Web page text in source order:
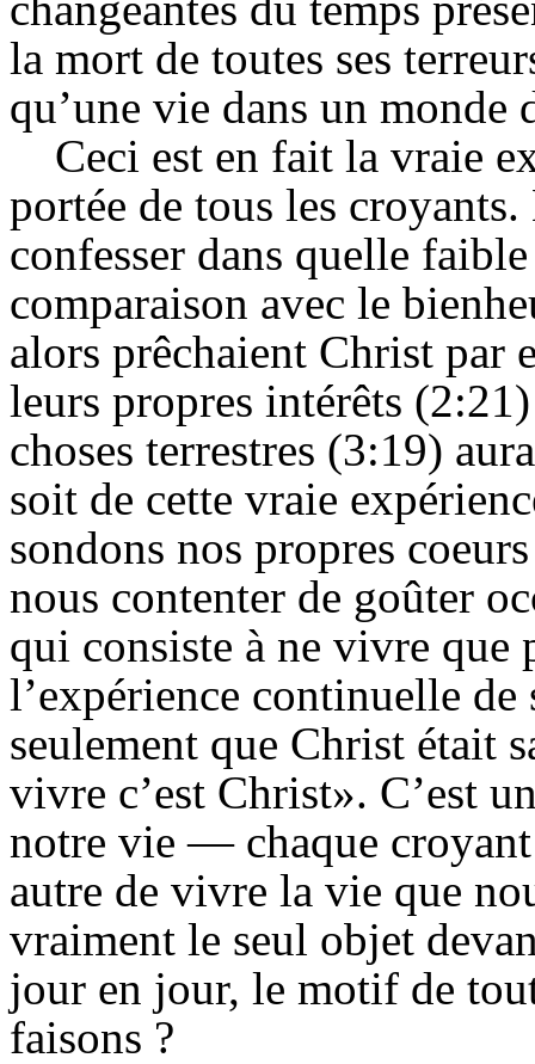
la mort de toutes ses
qu’une vie dans un monde
Ceci est en fait la vraie
portée de tous les
confesser dans quelle
comparaison avec le
alors prêchaient Christ par
leurs propres intérêts
choses terrestres (3:19)
soit de cette vraie
sondons nos propres
nous contenter de goûter
qui consiste à ne vivre que
l’expérience continuelle de
seulement que Christ était
vivre c’est Christ». C’est
notre vie — chaque
autre de vivre la vie que
vraiment le seul objet
jour en jour, le motif de
faisons ?